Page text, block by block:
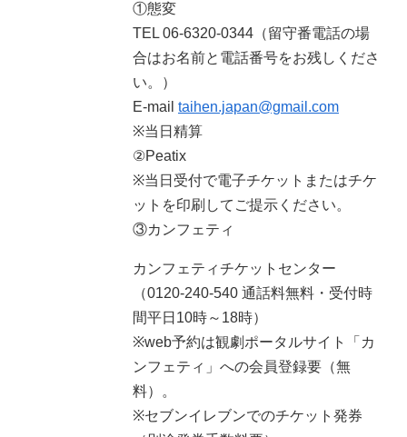
①態変
TEL 06-6320-0344（留守番電話の場
合はお名前と電話番号をお残しくださ
い。）
E-mail taihen.japan@gmail.com
※当日精算
②Peatix
※当日受付で電子チケットまたはチケ
ットを印刷してご提示ください。
③カンフェティ
カンフェティチケットセンター
（0120-240-540 通話料無料・受付時
間平日10時～18時）
※web予約は観劇ポータルサイト「カ
ンフェティ」への会員登録要（無
料）。
※セブンイレブンでのチケット発券